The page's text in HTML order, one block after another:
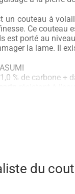
un couteau à
Ce couteau
est porté au
la lame. Il
% de carbone +
toujours garder à
du
ateliers font appel
du